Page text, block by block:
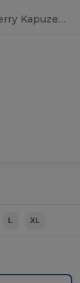
Unisex Bio-French Terry Kapuzenjacke mit Reißverschluss
L XL